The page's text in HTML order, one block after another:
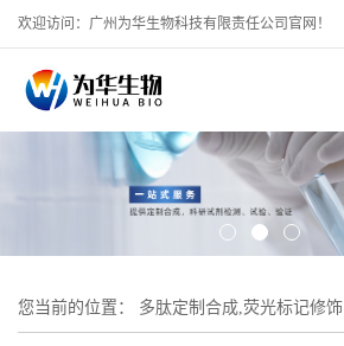
欢迎访问：广州为华生物科技有限责任公司官网！
您当前的位置： 多肽定制合成,荧光标记修饰